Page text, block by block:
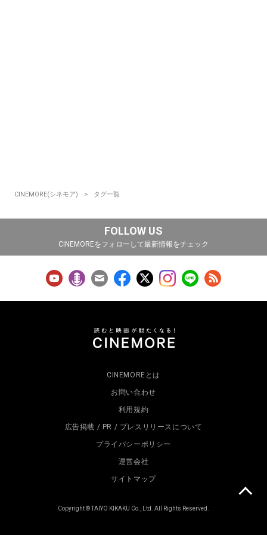
CINEMORE(シネモア) タグ一覧
FOLLOW US
CINEMOREをフォローして最新情報をチェック
CINEMOREとは
お問い合わせ
利用規約
広告掲載 / PR / プレスリリースについて
プライバシーポリシー
運営会社
サイトマップ
Copyright © TAIYO KIKAKU Co., Ltd. All Rights Reserved.